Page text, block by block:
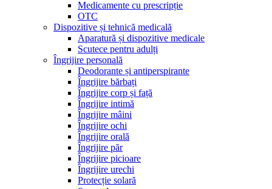
Medicamente cu prescripție
OTC
Dispozitive și tehnică medicală
Aparatură și dispozitive medicale
Scutece pentru adulți
Îngrijire personală
Deodorante și antiperspirante
Îngrijire bărbați
Îngrijire corp și față
Îngrijire intimă
Îngrijire mâini
Îngrijire ochi
Îngrijire orală
Îngrijire păr
Îngrijire picioare
Îngrijire urechi
Protecție solară